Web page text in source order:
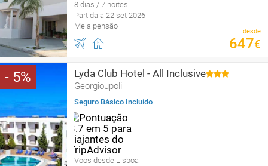
8 dias / 7 noites
Partida a 22 set 2026
Meia pensão
desde
647€
5 Lyda Club Hotel - All Inclusive
Georgioupoli
Seguro Básico Incluído
Voos desde Lisboa